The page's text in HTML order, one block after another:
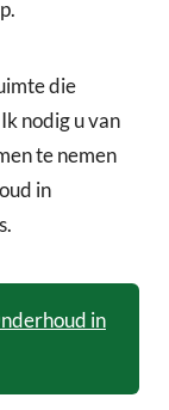
die
nodig u van
te nemen
in
in